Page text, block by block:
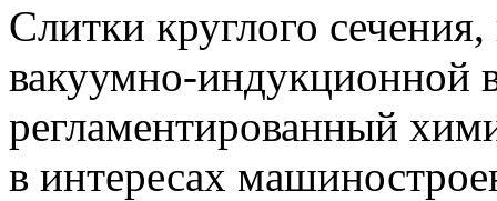
Слитки круглого
вакуумно-индукционной
регламентированный
в интересах